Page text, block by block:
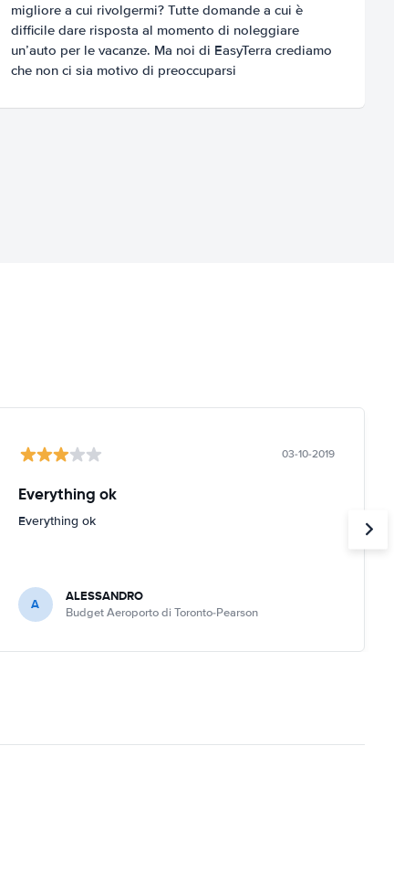
migliore a cui rivolgermi? Tutte domande a cui è
difficile dare risposta al momento di noleggiare
un’auto per le vacanze. Ma noi di EasyTerra crediamo
che non ci sia motivo di preoccuparsi
03-10-2019
Everything ok
Everything ok
A ALESSANDRO
Budget Aeroporto di Toronto-Pearson